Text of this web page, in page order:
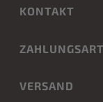
KONTAKT
VERSAND